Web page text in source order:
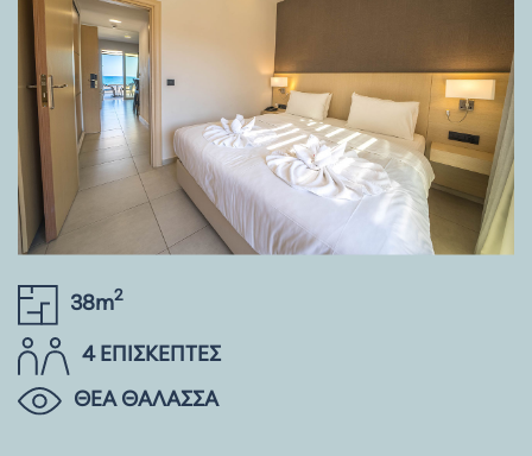
38m2
4 ΕΠΙΣΚΕΠΤΕΣ
ΘΕΑ ΘΑΛΑΣΣΑ